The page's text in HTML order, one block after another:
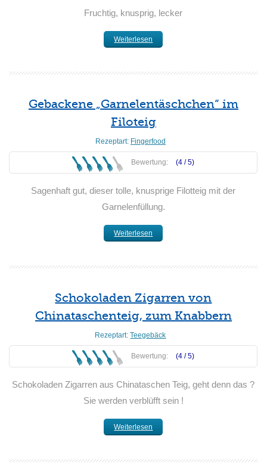
Fruchtig, knusprig, lecker
Weiterlesen
Gebackene „Garnelentäschchen“ im
Filoteig
Rezeptart: Fingerfood
Bewertung: (4 /5)
Sagenhaft gut, dieser tolle, knusprige Filotteig mit der
Garnelenfüllung.
Weiterlesen
Schokoladen Zigarren von
Chinataschenteig, zum Knabbern
Rezeptart:Teegebäck
Bewertung: (4 /5)
Schokoladen Zigarren aus Chinataschen Teig, geht denn das ?
Sie werden verblüfft sein !
Weiterlesen